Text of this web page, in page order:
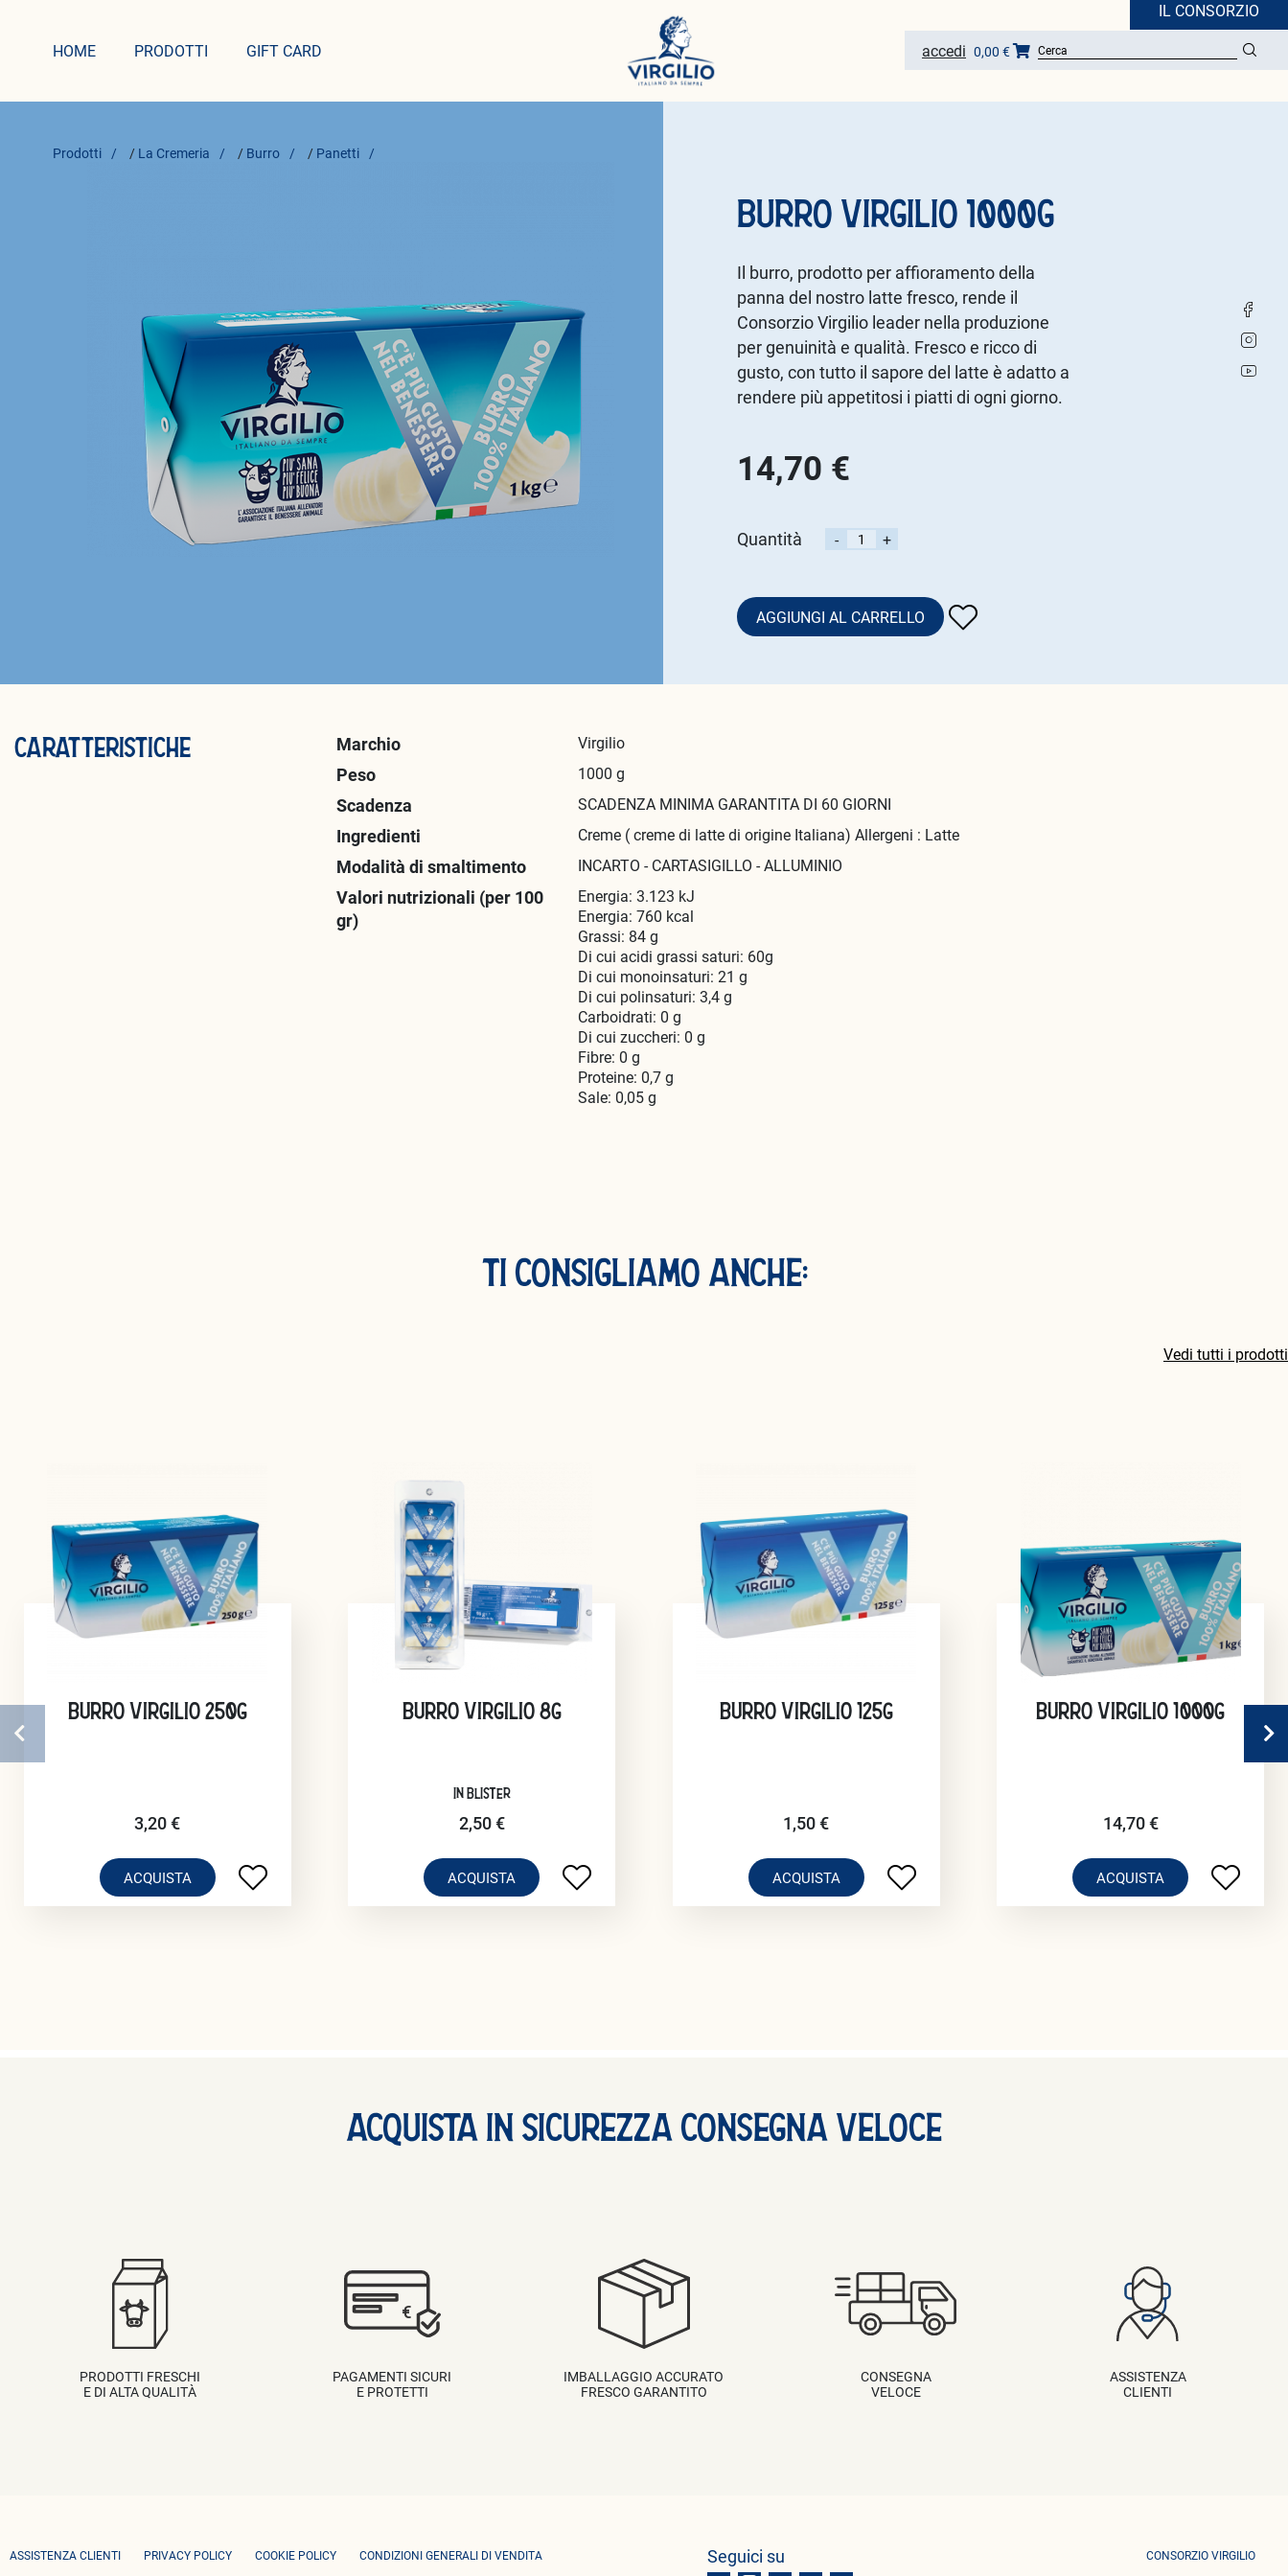
HOME PRODOTTI GIFT CARD accedi 0,00 €
Loading...
IL CONSORZIO
Prodotti / La Cremeria / Burro / Panetti
BURRO VIRGILIO 1000G
Il burro, prodotto per affioramento della
panna del nostro latte fresco, rende il
Consorzio Virgilio leader nella produzione
per genuinità e qualità. Fresco e ricco di
gusto, con tutto il sapore del latte è adatto a
rendere più appetitosi i piatti di ogni giorno.
14,70 €
Quantità - +
AGGIUNGI AL CARRELLO
CARATTERISTICHE Marchio Virgilio
Peso 1000 g
Scadenza SCADENZA MINIMA GARANTITA DI 60 GIORNI
Ingredienti Creme ( creme di latte di origine Italiana) Allergeni : Latte
Modalità di smaltimento INCARTO - CARTASIGILLO - ALLUMINIO
Valori nutrizionali (per 100
gr)
Energia: 3.123 kJ
Energia: 760 kcal
Grassi: 84 g
Di cui acidi grassi saturi: 60g
Di cui monoinsaturi: 21 g
Di cui polinsaturi: 3,4 g
Carboidrati: 0 g
Di cui zuccheri: 0 g
Fibre: 0 g
Proteine: 0,7 g
Sale: 0,05 g
TI CONSIGLIAMO ANCHE:
Vedi tutti i prodotti
BURRO VIRGILIO 250G
3,20 €
ACQUISTA
BURRO VIRGILIO 8G
IN BLISTER
2,50 €
ACQUISTA
BURRO VIRGILIO 125G
1,50 €
ACQUISTA
BURRO VIRGILIO 1000G
14,70 €
ACQUISTA
Acquista In Sicurezza Consegna Veloce
PRODOTTI FRESCHI
E DI ALTA QUALITÀ
PAGAMENTI SICURI
E PROTETTI
IMBALLAGGIO ACCURATO
FRESCO GARANTITO
CONSEGNA
VELOCE
ASSISTENZA
CLIENTI
ASSISTENZA CLIENTI PRIVACY POLICY COOKIE POLICY CONDIZIONI GENERALI DI VENDITA Seguici su CONSORZIO VIRGILIO